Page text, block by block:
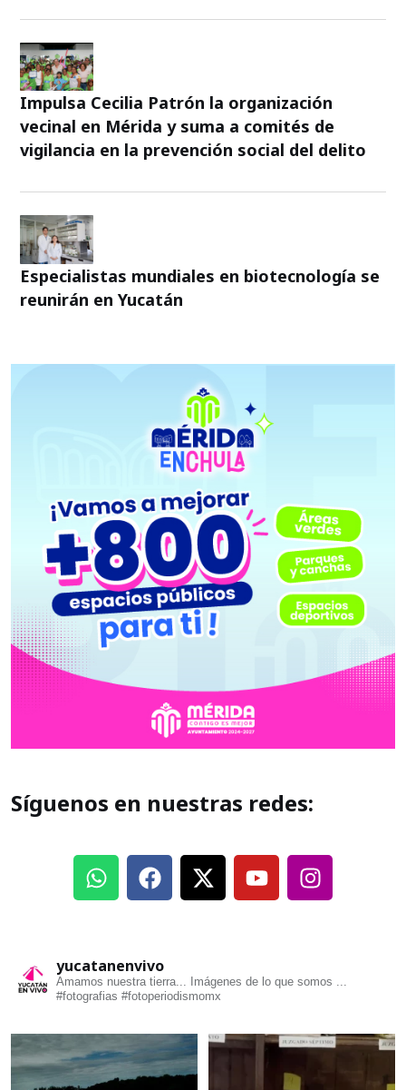
Impulsa Cecilia Patrón la organización
vecinal en Mérida y suma a comités de
vigilancia en la prevención social del delito
Especialistas mundiales en biotecnología se
reunirán en Yucatán
Síguenos en nuestras redes:
yucatanenvivo
Amamos nuestra tierra... Imágenes de lo que somos ...
#fotografias #fotoperiodismomx